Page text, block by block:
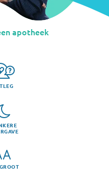
apotheek